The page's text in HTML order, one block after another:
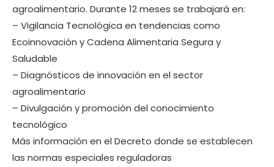
agroalimentario. Durante 12 meses se trabajará en:
– Vigilancia Tecnológica en tendencias como
Ecoinnovación y Cadena Alimentaria Segura y
Saludable
– Diagnósticos de innovación en el sector
agroalimentario
– Divulgación y promoción del conocimiento
tecnológico
Más información en el Decreto donde se establecen
las normas especiales reguladoras